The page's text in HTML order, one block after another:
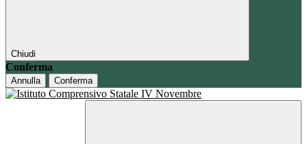
Chiudi
Conferma
Annulla Conferma